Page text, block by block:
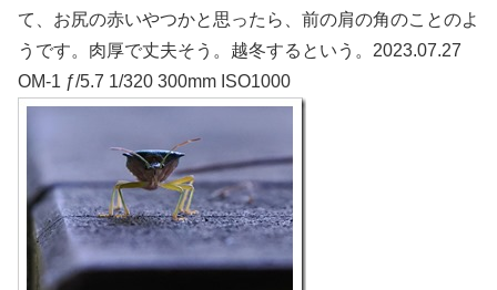
て、お尻の赤いやつかと思ったら、前の肩の角のことのよ
うです。肉厚で丈夫そう。越冬するという。2023.07.27
OM-1 ƒ/5.7 1/320 300mm ISO1000